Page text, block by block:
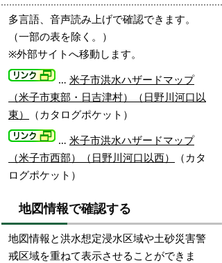
多言語、音声読み上げで確認できます。
（一部の表を除く。）
※外部サイトへ移動します。
… 米子市洪水ハザードマップ
（米子市東部・日吉津村）（日野川河口以
東）
（カタログポケット）
… 米子市洪水ハザードマップ
（米子市西部）（日野川河口以西）
（カタ
ログポケット）
地図情報で確認する
地図情報と洪水想定浸水区域や土砂災害警
戒区域を重ねて表示させることができま